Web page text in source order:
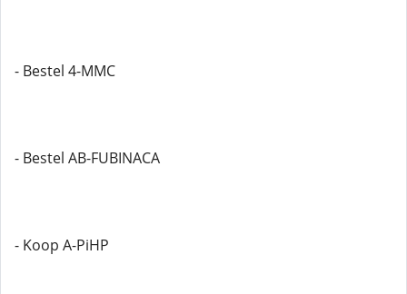
- Bestel 4-MMC
- Bestel AB-FUBINACA
- Koop A-PiHP